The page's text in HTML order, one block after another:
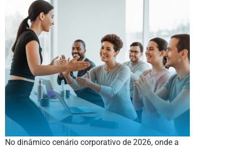
No dinâmico cenário corporativo de 2026, onde a